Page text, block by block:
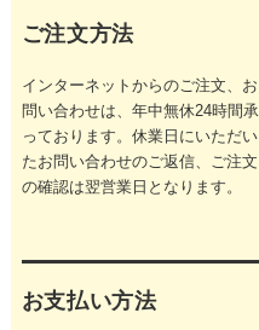
ご注文方法
インターネットからのご注文、お
問い合わせは、年中無休24時間承
っております。休業日にいただい
たお問い合わせのご返信、ご注文
の確認は翌営業日となります。
お支払い方法